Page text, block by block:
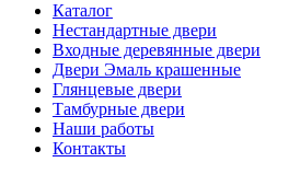
Каталог
Нестандартные двери
Входные деревянные двери
Двери Эмаль крашенные
Глянцевые двери
Тамбурные двери
Наши работы
Контакты